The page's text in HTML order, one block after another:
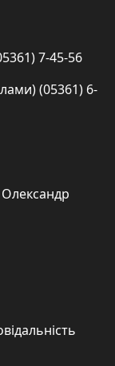
7-45-56
(05361) 6-